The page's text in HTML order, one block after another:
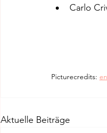
Carlo
Picturecredits:
Aktuelle Beiträge